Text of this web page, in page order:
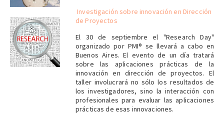
Investigación sobre innovación en Dirección
de Proyectos
El 30 de septiembre el "Research Day"
organizado por PMI® se llevará a cabo en
Buenos Aires. El evento de un día tratará
sobre las aplicaciones prácticas de la
innovación en dirección de proyectos. El
taller involucrará no sólo los resultados de
los investigadores, sino la interacción con
profesionales para evaluar las aplicaciones
prácticas de esas innovaciones.